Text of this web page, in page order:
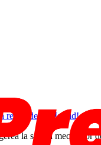
la sorți a meciurilor